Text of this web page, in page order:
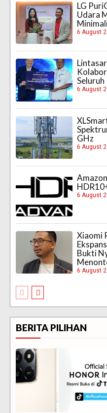
LG
Udara
6 August
Seluruh
6 August
GHz
6 August
6 August
Xiaomi
Bukti
6 August
BERITA PILIHAN